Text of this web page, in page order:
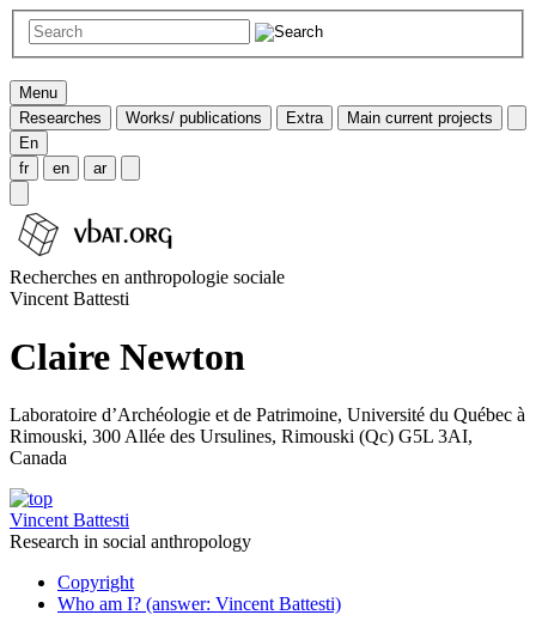
Menu
Researches
Works/ publications Extra
Main current projects
En
fr
en ar
Recherches en anthropologie sociale
Vincent Battesti
Claire Newton
Laboratoire d’Archéologie et de Patrimoine, Université du Québec à
Rimouski, 300 Allée des Ursulines, Rimouski (Qc) G5L 3AI,
Canada
Vincent Battesti
Research in social anthropology
Copyright
Who am I? (answer: Vincent Battesti)